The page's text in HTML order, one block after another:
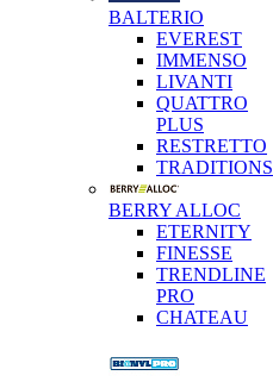
BALTERIO
EVEREST
IMMENSO
LIVANTI
QUATTRO
PLUS
RESTRETTO
TRADITIONS
BERRY ALLOC
ETERNITY
FINESSE
TRENDLINE
PRO
CHATEAU